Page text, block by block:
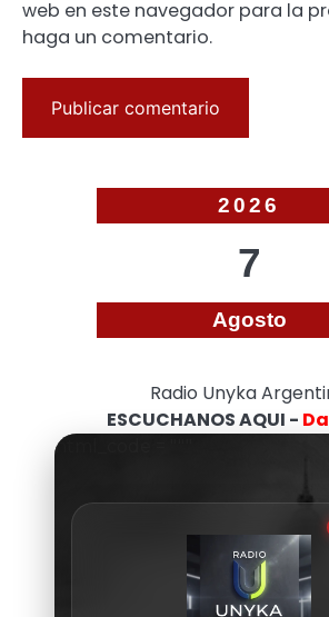
web en este navegador para la
haga un comentario.
2026
7
Agosto
Radio Unyka
ESCUCHANOS AQUI -